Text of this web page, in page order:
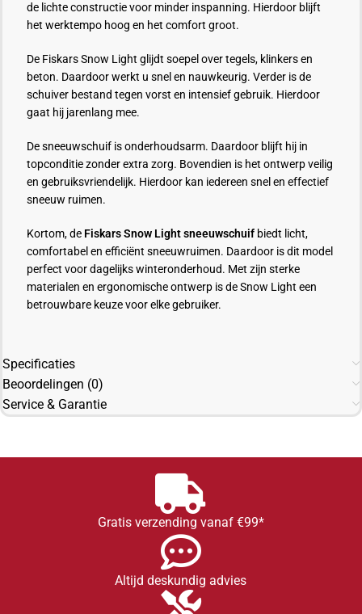
de lichte constructie voor minder inspanning. Hierdoor blijft
het werktempo hoog en het comfort groot.
De Fiskars Snow Light glijdt soepel over tegels, klinkers en
beton. Daardoor werkt u snel en nauwkeurig. Verder is de
schuiver bestand tegen vorst en intensief gebruik. Hierdoor
gaat hij jarenlang mee.
De sneeuwschuif is onderhoudsarm. Daardoor blijft hij in
topconditie zonder extra zorg. Bovendien is het ontwerp veilig
en gebruiksvriendelijk. Hierdoor kan iedereen snel en effectief
sneeuw ruimen.
Kortom, de Fiskars Snow Light sneeuwschuif biedt licht,
comfortabel en efficiënt sneeuwruimen. Daardoor is dit model
perfect voor dagelijks winteronderhoud. Met zijn sterke
materialen en ergonomische ontwerp is de Snow Light een
betrouwbare keuze voor elke gebruiker.
Specificaties
Beoordelingen (0)
Service & Garantie
Gratis verzending vanaf €99*
Altijd deskundig advies